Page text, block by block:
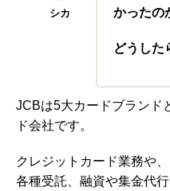
シカ
かったの
どうした
JCBは5大カードブランド
ド会社です。
クレジットカード業務や
各種受託、融資や集金代